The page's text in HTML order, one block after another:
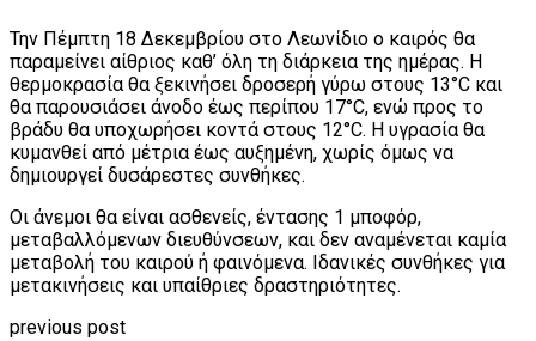
Την Πέμπτη 18 Δεκεμβρίου στο Λεωνίδιο ο καιρός θα
παραμείνει αίθριος καθ’ όλη τη διάρκεια της ημέρας. Η
θερμοκρασία θα ξεκινήσει δροσερή γύρω στους 13°C και
θα παρουσιάσει άνοδο έως περίπου 17°C, ενώ προς το
βράδυ θα υποχωρήσει κοντά στους 12°C. Η υγρασία θα
κυμανθεί από μέτρια έως αυξημένη, χωρίς όμως να
δημιουργεί δυσάρεστες συνθήκες.
Οι άνεμοι θα είναι ασθενείς, έντασης 1 μποφόρ,
μεταβαλλόμενων διευθύνσεων, και δεν αναμένεται καμία
μεταβολή του καιρού ή φαινόμενα. Ιδανικές συνθήκες για
μετακινήσεις και υπαίθριες δραστηριότητες.
previous post